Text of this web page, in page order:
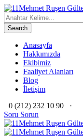
Anasayfa
Hakkımızda
Ekibimiz
Faaliyet Alanları
Blog
İletişim
0 (212) 232 10 90
·
Soru Sorun